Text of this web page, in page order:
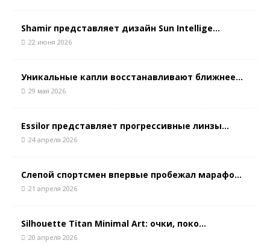
Shamir представляет дизайн Sun Intellige...
22 июня 2026
Уникальные капли восстанавливают ближнее...
29 мая 2026
Essilor представляет прогрессивные линзы...
24 апреля 2026
Слепой спортсмен впервые пробежал марафо...
21 апреля 2026
Silhouette Titan Minimal Art: очки, поко...
20 апреля 2026